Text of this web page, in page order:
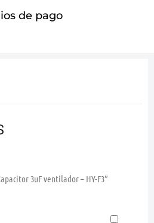
de pago
3uF ventilador – HY-F3”